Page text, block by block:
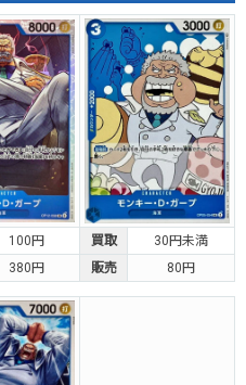
100円 買取
30円未満
380円 販売 80円